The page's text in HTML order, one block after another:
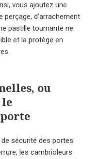
vous ajoutez une
d’arrachement
pastille tournante ne
et la protège en
ou
de sécurité des portes
les cambrioleurs